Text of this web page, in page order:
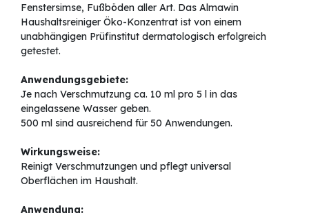
Fenstersimse, Fußböden aller Art. Das Almawin
Haushaltsreiniger Öko-Konzentrat ist von einem
unabhängigen Prüfinstitut dermatologisch erfolgreich
getestet.
Anwendungsgebiete:
Je nach Verschmutzung ca. 10 ml pro 5 l in das
eingelassene Wasser geben.
500 ml sind ausreichend für 50 Anwendungen.
Wirkungsweise:
Reinigt Verschmutzungen und pflegt universal
Oberflächen im Haushalt.
Anwendung: